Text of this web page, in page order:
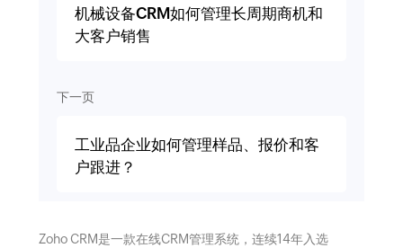
机械设备CRM如何管理长周期商机和
大客户销售
下一页
工业品企业如何管理样品、报价和客
户跟进？
Zoho CRM是一款在线CRM管理系统，连续14年入选